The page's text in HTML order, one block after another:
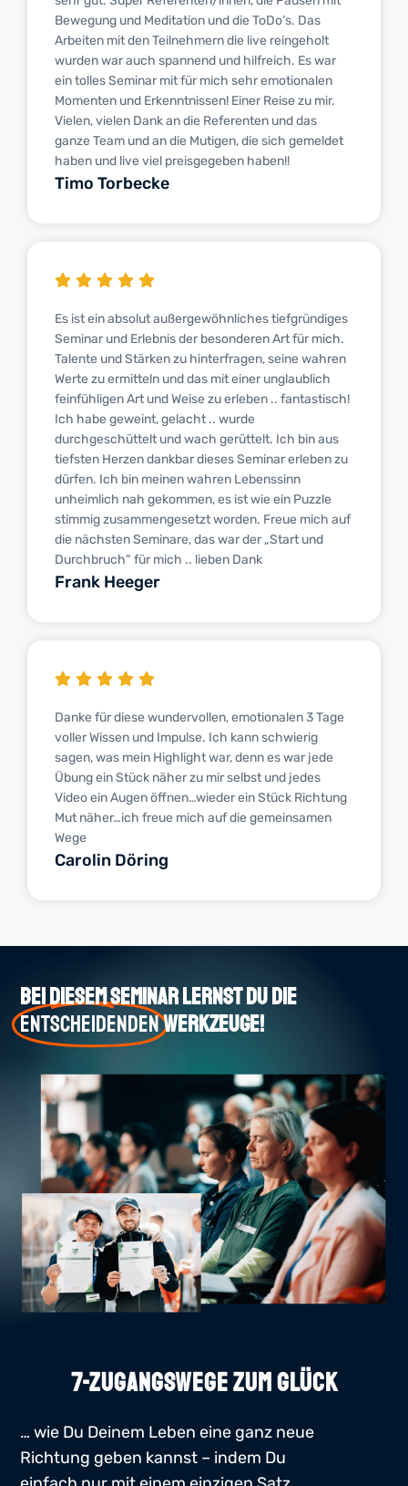
Bewegung und Meditation und die ToDo’s. Das
Arbeiten mit den Teilnehmern die live reingeholt
wurden war auch spannend und hilfreich. Es war
ein tolles Seminar mit für mich sehr emotionalen
Momenten und Erkenntnissen! Einer Reise zu mir.
Vielen, vielen Dank an die Referenten und das
ganze Team und an die Mutigen, die sich gemeldet
haben und live viel preisgegeben haben!!
Timo Torbecke
Es ist ein absolut außergewöhnliches tiefgründiges
Seminar und Erlebnis der besonderen Art für mich.
Talente und Stärken zu hinterfragen, seine wahren
Werte zu ermitteln und das mit einer unglaublich
feinfühligen Art und Weise zu erleben .. fantastisch!
Ich habe geweint, gelacht .. wurde
durchgeschüttelt und wach gerüttelt. Ich bin aus
tiefsten Herzen dankbar dieses Seminar erleben zu
dürfen. Ich bin meinen wahren Lebenssinn
unheimlich nah gekommen, es ist wie ein Puzzle
stimmig zusammengesetzt worden. Freue mich auf
die nächsten Seminare, das war der „Start und
Durchbruch“ für mich .. lieben Dank
Frank Heeger
Danke für diese wundervollen, emotionalen 3 Tage
voller Wissen und Impulse. Ich kann schwierig
sagen, was mein Highlight war, denn es war jede
Übung ein Stück näher zu mir selbst und jedes
Video ein Augen öffnen…wieder ein Stück Richtung
Mut näher…ich freue mich auf die gemeinsamen
Wege
Carolin Döring
Bei diesem Seminar lernst du die
entscheidendenWerkzeuge!
7-ZUGANGSWEGE ZUM GLÜCK
… wie Du Deinem Leben eine ganz neue
Richtung geben kannst – indem Du